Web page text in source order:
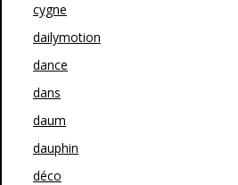
cygne
dailymotion
dance
dans
daum
dauphin
déco